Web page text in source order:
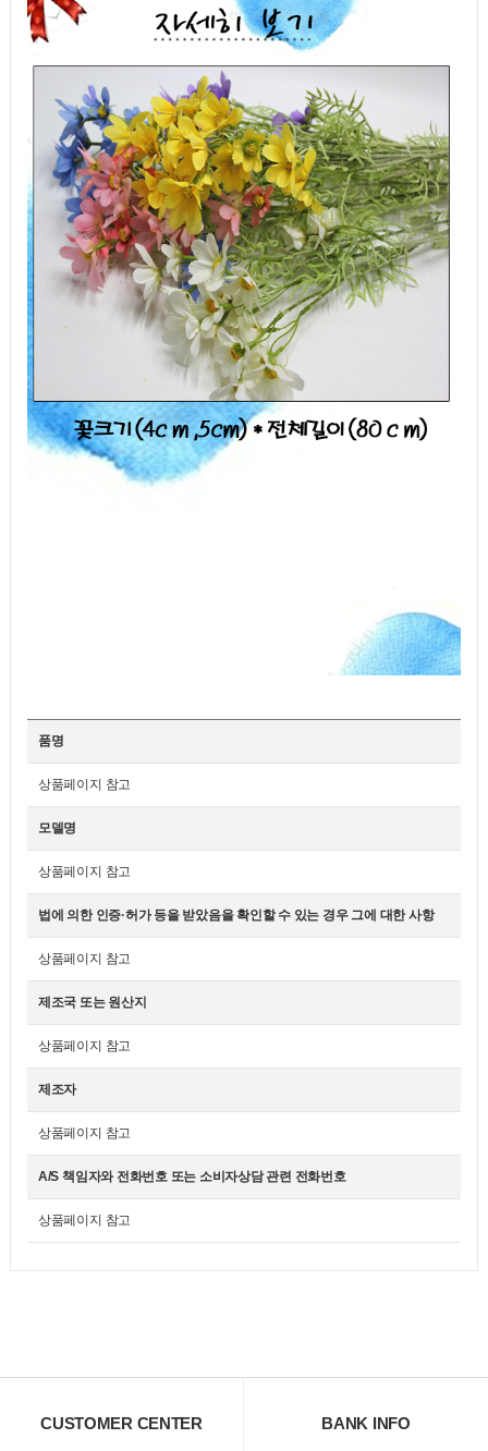
품명
상품페이지 참고
모델명
상품페이지 참고
법에 의한 인증·허가 등을 받았음을 확인할 수 있는 경우 그에 대한 사항
상품페이지 참고
제조국 또는 원산지
상품페이지 참고
제조자
상품페이지 참고
A/S 책임자와 전화번호 또는 소비자상담 관련 전화번호
상품페이지 참고
CUSTOMER CENTER BANK INFO